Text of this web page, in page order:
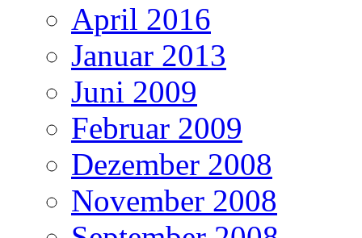
April 2016
Januar 2013
Juni 2009
Februar 2009
Dezember 2008
November 2008